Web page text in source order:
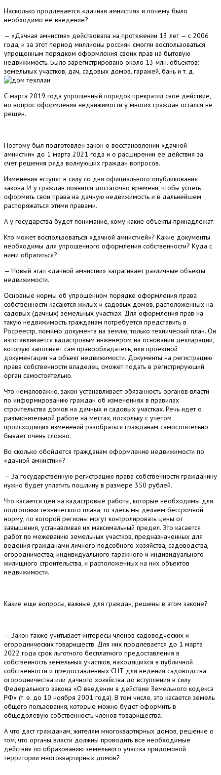
Насколько продлевается «дачная амнистия» и почему было
необходимо ее введение?
— «Дачная амнистия» действовала на протяжении 13 лет — с 2006
года, и за этот период миллионы россиян смогли воспользоваться
упрощенным порядком оформления своих прав на бытовую
недвижимость. Было зарегистрировано около 13 млн. объектов:
земельных участков, дач, садовых домов, гаражей, бань и т. д.
С марта 2019 года упрощенный порядок прекратил свое действие,
но вопрос оформления недвижимости у многих граждан остался не
решен.
Поэтому был подготовлен закон о восстановлении «дачной
амнистии» до 1 марта 2021 года и о расширении ее действия за
счет решения ряда волнующих граждан вопросов.
Изменения вступят в силу со дня официального опубликования
закона. И у граждан появится достаточно времени, чтобы успеть
оформить свои права на дачную недвижимость и в дальнейшем
распоряжаться этими правами.
А у государства будет понимание, кому какие объекты принадлежат.
Кто может воспользоваться «дачной амнистией»? Какие документы
необходимы для упрощенного оформления собственности? Куда с
ними обратиться?
— Новый этап «дачной амнистии» затрагивает различные объекты
недвижимости.
Основные нормы об упрощенном порядке оформления права
собственности касаются жилых и садовых домов, расположенных на
садовых (дачных) земельных участках. Для оформления прав на
такую недвижимость гражданам потребуется представить в
Росреестр, помимо документа на землю, только технический план. Он
изготавливается кадастровым инженером на основании декларации,
которую заполняет сам правообладатель, или проектной
документации на объект недвижимости. Документы на регистрацию
права собственности владелец сможет подать в регистрирующий
орган самостоятельно.
Что немаловажно, закон устанавливает обязанность органов власти
по информированию граждан об изменениях в правилах
строительства домов на дачных и садовых участках. Речь идет о
разъяснительной работе на местах, поскольку с учетом
происходящих изменений разобраться гражданам самостоятельно
бывает очень сложно.
Во сколько обойдется гражданам оформление недвижимости по
«дачной амнистии»?
— За государственную регистрацию права собственности гражданину
нужно будет уплатить пошлину в размере 350 рублей.
Что касается цен на кадастровые работы, которые необходимы для
подготовки технического плана, то здесь мы делаем бессрочной
норму, по которой регионы могут контролировать цены от
завышения, устанавливая их максимальный предел. Это касается
работ по межеванию земельных участков, предназначенных для
ведения гражданами личного подсобного хозяйства, садоводства,
огородничества, индивидуального гаражного и индивидуального
жилищного строительства, и расположенных на них объектов
недвижимости.
Какие еще вопросы, важные для граждан, решены в этом законе?
— Закон также учитывает интересы членов садоводческих и
огороднических товариществ. Для них продлевается до 1 марта
2022 года срок льготного бесплатного предоставления в
собственность земельных участков, находящихся в публичной
собственности и предоставленных СНТ для ведения садоводства,
огородничества или дачного хозяйства до вступления в силу
Федерального закона «О введении в действие Земельного кодекса
РФ» (т. е. до 10 ноября 2001 года). В том числе, это касается земель
общего пользования, которые можно будет оформить в
общедолевую собственность членов товарищества.
А что даст гражданам, жителям многоквартирных домов, решение о
том, что органы власти должны проводить все необходимые
действия по образованию земельного участка придомовой
территории многоквартирных домов?